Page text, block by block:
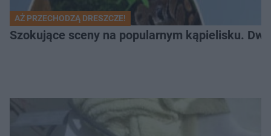
AŻ PRZECHODZĄ DRESZCZE!
Szokujące sceny na popularnym kąpielisku.